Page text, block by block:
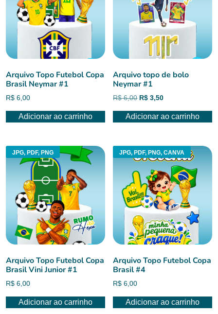
Arquivo Topo Futebol Copa
Brasil Neymar #1
R$ 6,00
Adicionar ao carrinho
Arquivo topo de bolo
Neymar #1
R$6,00 O
original
R$ 3,50O
atual
Adicionar ao carrinho
JPG, PDF, PNG
Arquivo Topo Futebol Copa
Brasil Vini Junior #1
R$ 6,00
Adicionar ao carrinho
JPG, PDF, PNG, CANVA
Arquivo Topo Futebol Copa
Brasil #4
R$ 6,00
Adicionar ao carrinho